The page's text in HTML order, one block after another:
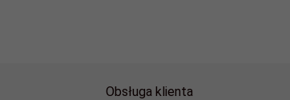
Obsługa klienta